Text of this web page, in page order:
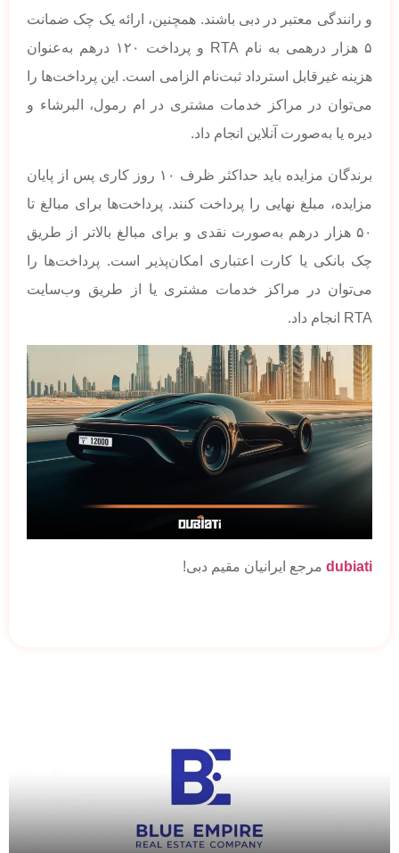
و رانندگی معتبر در دبی باشند. همچنین، ارائه یک چک ضمانت
۵ هزار درهمی به نام RTA و پرداخت ۱۲۰ درهم به‌عنوان
هزینه غیرقابل استرداد ثبت‌نام الزامی است. این پرداخت‌ها را
می‌توان در مراکز خدمات مشتری در ام رمول، البرشاء و
دیره یا به‌صورت آنلاین انجام داد.
برندگان مزایده باید حداکثر ظرف ۱۰ روز کاری پس از پایان
مزایده، مبلغ نهایی را پرداخت کنند. پرداخت‌ها برای مبالغ تا
۵۰ هزار درهم به‌صورت نقدی و برای مبالغ بالاتر از طریق
چک بانکی یا کارت اعتباری امکان‌پذیر است. پرداخت‌ها را
می‌توان در مراکز خدمات مشتری یا از طریق وب‌سایت
RTA انجام داد.
dubiati مرجع ایرانیان مقیم دبی!